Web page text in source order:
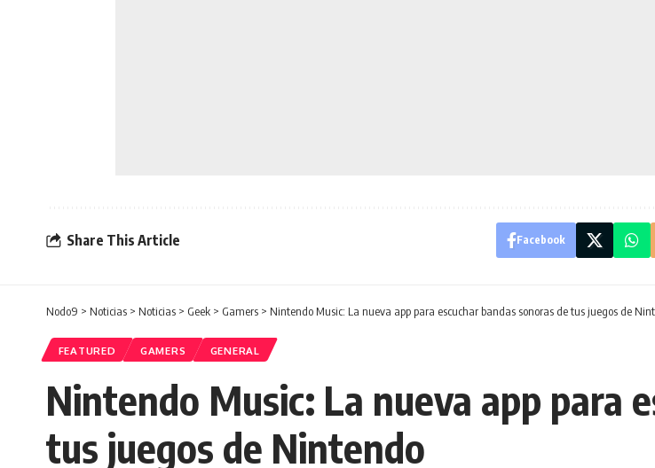
Share This Article Facebook
Nodo9 > Noticias > Noticias > Geek > Gamers > Nintendo Music: La nueva app para escuchar bandas sonoras de tus juegos de
FEATURED GAMERS GENERAL
Nintendo Music: La nueva app para
tus juegos de Nintendo